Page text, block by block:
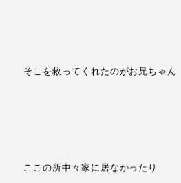
そこを救ってくれたのがお兄ちゃん
ここの所中々家に居なかったり